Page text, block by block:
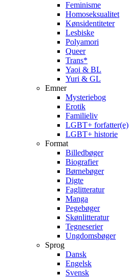
Feminisme
Homoseksualitet
Kønsidentiteter
Lesbiske
Polyamori
Queer
Trans*
Yaoi & BL
Yuri & GL
Emner
Mysteriebog
Erotik
Familieliv
LGBT+ forfatter(e)
LGBT+ historie
Format
Billedbøger
Biografier
Børnebøger
Digte
Faglitteratur
Manga
Pegebøger
Skønlitteratur
Tegneserier
Ungdomsbøger
Sprog
Dansk
Engelsk
Svensk